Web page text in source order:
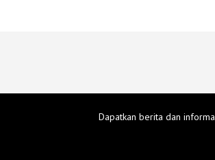
Dapatkan berita dan